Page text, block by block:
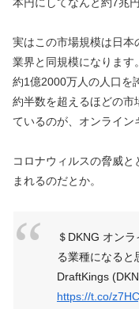
実はこの市場規模は日本
業界と同規模になります。
約1億2000万人の人口を
約半数を超えるほどの市
ているのが、オンライン
コロナウィルスの脅威
まれるのだとか。
＄DKNG オン
る業種になると
DraftKings
https://t.co/